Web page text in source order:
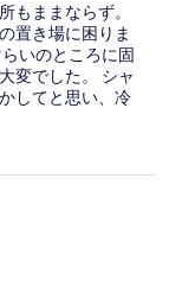
もままならず。
置き場に困りま
いのところに固
変でした。 シャ
してと思い、冷
く作動しました